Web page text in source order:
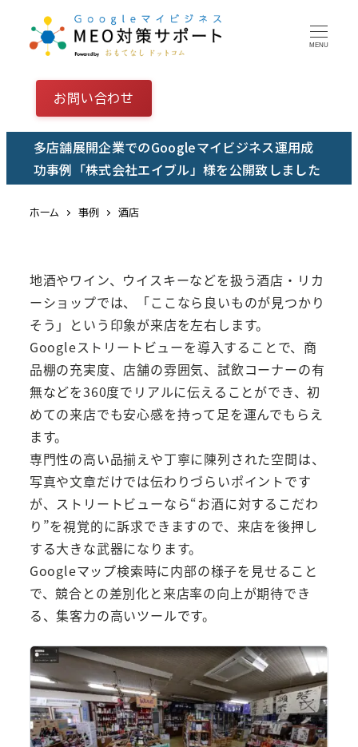
テ
MENU
お問い合わせ
多店舗展開企業でのGoogleマイビジネス運用成
功事例「株式会社エイブル」様を公開致しました
ホーム 事例 酒店
地酒やワイン、ウイスキーなどを扱う酒店・リカ
ーショップでは、「ここなら良いものが見つかり
そう」という印象が来店を左右します。
Googleストリートビューを導入することで、商
品棚の充実度、店舗の雰囲気、試飲コーナーの有
無などを360度でリアルに伝えることができ、初
めての来店でも安心感を持って足を運んでもらえ
ます。
専門性の高い品揃えや丁寧に陳列された空間は、
写真や文章だけでは伝わりづらいポイントです
が、ストリートビューなら“お酒に対するこだわ
り”を視覚的に訴求できますので、来店を後押し
する大きな武器になります。
Googleマップ検索時に内部の様子を見せること
で、競合との差別化と来店率の向上が期待でき
る、集客力の高いツールです。